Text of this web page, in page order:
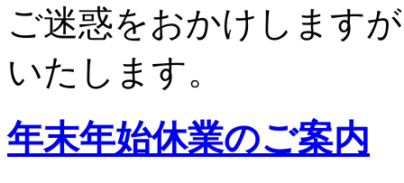
ご迷惑をおかけします
いたします。
年末年始休業のご案内